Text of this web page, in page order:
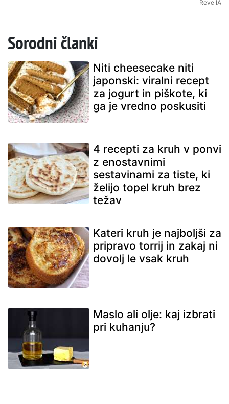
Reve IA
Sorodni članki
Niti cheesecake niti
japonski: viralni recept
za jogurt in piškote, ki
ga je vredno poskusiti
4 recepti za kruh v ponvi
z enostavnimi
sestavinami za tiste, ki
želijo topel kruh brez
težav
Kateri kruh je najboljši za
pripravo torrij in zakaj ni
dovolj le vsak kruh
Maslo ali olje: kaj izbrati
pri kuhanju?